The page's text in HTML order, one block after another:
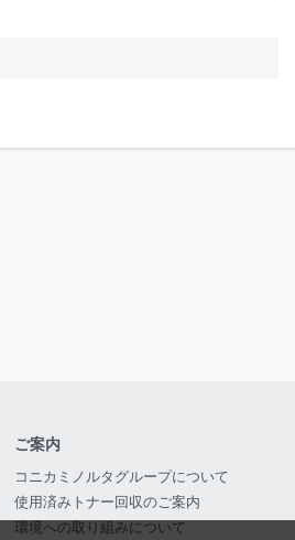
ご案内
コニカミノルタグループについて
使用済みトナー回収のご案内
環境への取り組みについて